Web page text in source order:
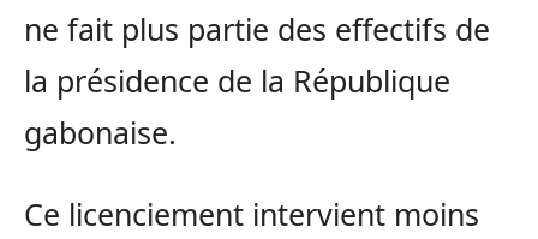
ne fait plus partie des effectifs de
la présidence de la République
gabonaise.
Ce licenciement intervient moins